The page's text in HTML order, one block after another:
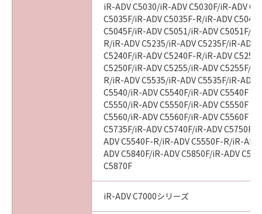
iR-ADV C5030/iR-ADV C5030F/iR-ADV
C5035F/iR-ADV C5035F-R/iR-ADV
C5045F/iR-ADV C5051/iR-ADV C5051F/
R/iR-ADV C5235/iR-ADV C5235F/iR-ADV
C5240F/iR-ADV C5240F-R/iR-ADV
C5250F/iR-ADV C5255/iR-ADV C5255F/
R/iR-ADV C5535/iR-ADV C5535F/iR-ADV
C5540/iR-ADV C5540F/iR-ADV C5540F
C5550/iR-ADV C5550F/iR-ADV C5550F
C5560/iR-ADV C5560F/iR-ADV C5560F
C5735F/iR-ADV C5740F/iR-ADV C5750F/
ADV C5540F-R/iR-ADV C5550F-R/iR-
ADV C5840F/iR-ADV C5850F/iR-ADV
C5870F
iR-ADV C7000シリーズ